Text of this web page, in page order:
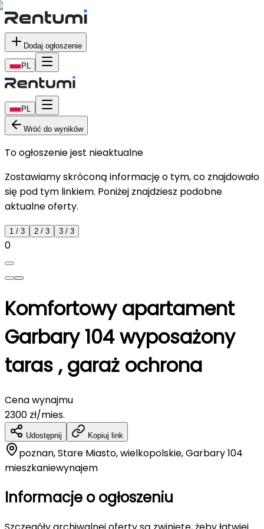
Dodaj ogłoszenie
PL
PL
Wróć do wyników
To ogłoszenie jest nieaktualne
Zostawiamy skróconą informację o tym, co znajdowało
się pod tym linkiem. Poniżej znajdziesz podobne
aktualne oferty.
1 / 3 2 / 3 3 / 3
0
Komfortowy apartament
Garbary 104 wyposażony
taras , garaż ochrona
Cena wynajmu
2300 zł/mies.
Udostępnij Kopiuj link
poznan, Stare Miasto, wielkopolskie, Garbary 104
mieszkaniewynajem
Informacje o ogłoszeniu